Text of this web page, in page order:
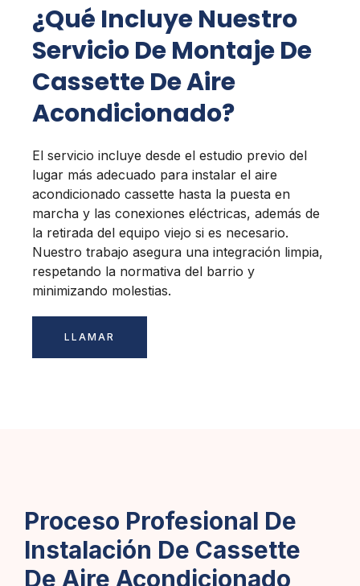
¿Qué Incluye Nuestro
Servicio De Montaje De
Cassette De Aire
Acondicionado?
El servicio incluye desde el estudio previo del
lugar más adecuado para instalar el aire
acondicionado cassette hasta la puesta en
marcha y las conexiones eléctricas, además de
la retirada del equipo viejo si es necesario.
Nuestro trabajo asegura una integración limpia,
respetando la normativa del barrio y
minimizando molestias.
LLAMAR
Proceso Profesional De
Instalación De Cassette
De Aire Acondicionado